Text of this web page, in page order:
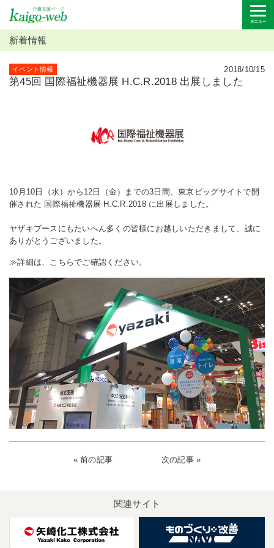
新着情報
イベント情報 2018/10/15
第45回 国際福祉機器展 H.C.R.2018 出展しました
10月10日（水）から12日（金）までの3日間、東京ビッグサイトで開
催された 国際福祉機器展 H.C.R.2018 に出展しました。
ヤザキブースにもたいへん多くの皆様にお越しいただきまして、誠に
ありがとうございました。
≫詳細は、こちらでご確認ください。
« 前の記事 次の記事 »
関連サイト